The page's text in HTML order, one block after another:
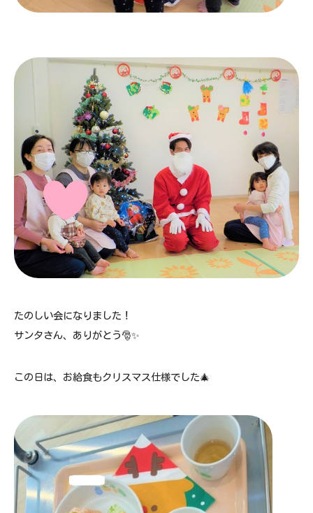
たのしい会になりました！
サンタさん、ありがとう🎅✨
この日は、お給食もクリスマス仕様でした🎄